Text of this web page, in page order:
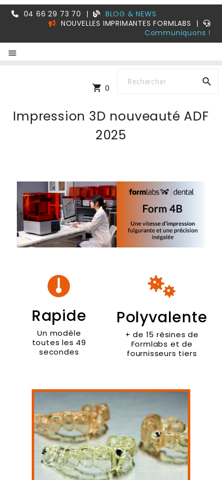
04 66 29 73 70 |
BLOG & NEWS
NOUVELLES IMPRIMANTES FORMLABS
|
Communiquons !


shopping_cart 0
Impression 3D nouveauté ADF
2025
Rapide
Un modèle
toutes les 49
secondes
Polyvalente
+ de 15 résines de
Formlabs et de
fournisseurs tiers